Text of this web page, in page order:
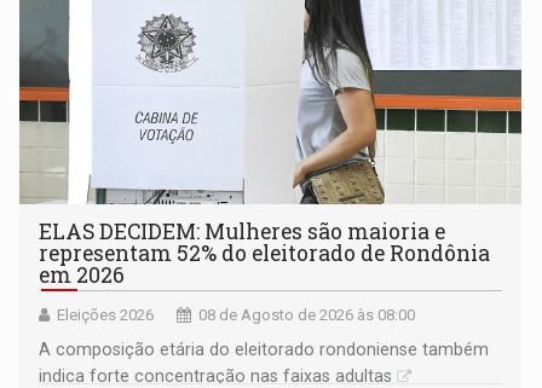
ELAS DECIDEM: Mulheres são maioria e
representam 52% do eleitorado de Rondônia
em 2026
Eleições 2026 08 de Agosto de 2026 às 08:00
A composição etária do eleitorado rondoniense também
indica forte concentração nas faixas adultas